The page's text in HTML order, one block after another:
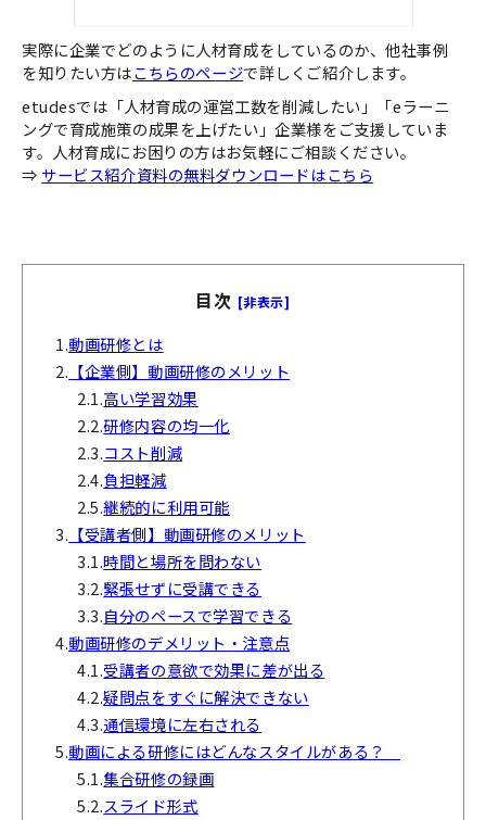
実際に企業でどのように人材育成をしているのか、他社事例
を知りたい方はこちらのページで詳しくご紹介します。
etudesでは「人材育成の運営工数を削減したい」「eラーニ
ングで育成施策の成果を上げたい」企業様をご支援していま
す。人材育成にお困りの方はお気軽にご相談ください。
⇒ サービス紹介資料の無料ダウンロードはこちら
目次 [非表示]
1.動画研修とは
2. 【企業側】動画研修のメリット
2.1.高い学習効果
2.2.研修内容の均一化
2.3.コスト削減
2.4.負担軽減
2.5.継続的に利用可能
3. 【受講者側】動画研修のメリット
3.1.時間と場所を問わない
3.2.緊張せずに受講できる
3.3.自分のペースで学習できる
4.動画研修のデメリット・注意点
4.1.受講者の意欲で効果に差が出る
4.2.疑問点をすぐに解決できない
4.3.通信環境に左右される
5.動画による研修にはどんなスタイルがある？
5.1.集合研修の録画
5.2.スライド形式